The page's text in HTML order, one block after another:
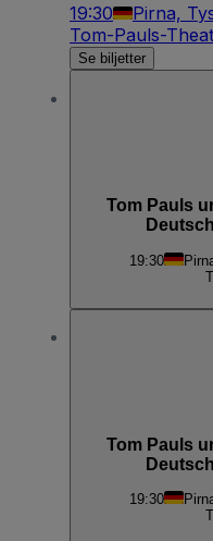
19:30 Pirna,
Tom-Pauls-
Se biljetter
Tom Pauls
19:30
Tom Pauls
19:30